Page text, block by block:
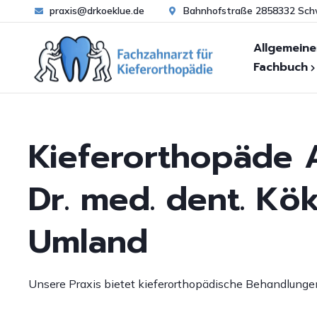
praxis@drkoeklue.de Bahnhofstraße 2858332
Wann
Behandlungsablauf
Frühbehandlung
FAQ zur Zahnpflege
Fachbuch
Zahn- und
Funktionsanalyse
Untersuchung von
Ästhetische
Kieferorthopäde
Dr. med. dent.
Umland
Unsere Praxis bietet kieferorthopädische